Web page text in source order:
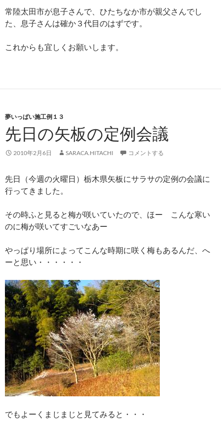
常陸太田市が息子さんで、ひたちなか市が親父さんでし
た、息子さんは確か３代目のはずです。
これからも宜しくお願いします。
夢いっぱい施工例１３
先日の矢板の定例会議
2010年2月6日 SARACA.HITACHI コメントする
先日（今週の火曜日）栃木県矢板にサラサの定例の会議に
行ってきました。
その時ふと見ると梅が咲いていたので、ほー こんな寒い
のに梅が咲いてすごいなあー
やっぱり場所によってこんな時期に咲く梅もあるんだ、へ
ーと思い・・・・・・
でもよーくまじまじと見てみると・・・